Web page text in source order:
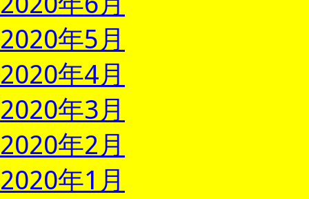
2020年5月
2020年4月
2020年3月
2020年2月
2020年1月